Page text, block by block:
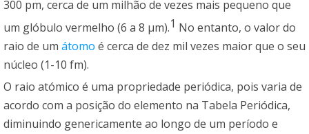
300 pm, cerca de um milhão de vezes mais pequeno que
um glóbulo vermelho (6 a 8 μm).1 No entanto, o valor do
raio de um átomo é cerca de dez mil vezes maior que o seu
núcleo (1-10 fm).
O raio atómico é uma propriedade periódica, pois varia de
acordo com a posição do elemento na Tabela Periódica,
diminuindo genericamente ao longo de um período e